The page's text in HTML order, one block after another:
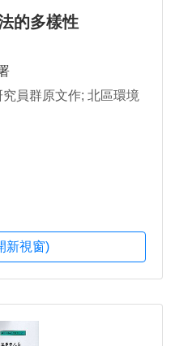
的多樣性
員群原文作; 北區環境
新視窗)